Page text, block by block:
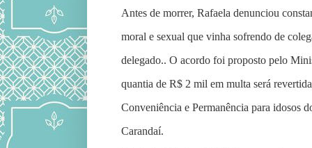
Antes de morrer, Rafaela denunciou
moral e sexual que vinha sofrendo de
delegado.. O acordo foi proposto pelo
quantia de R$ 2 mil em multa será
Conveniência e Permanência para idosos
Carandaí.